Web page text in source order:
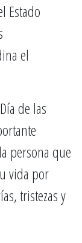
Estado
el
de las
persona que
vida por
tristezas y